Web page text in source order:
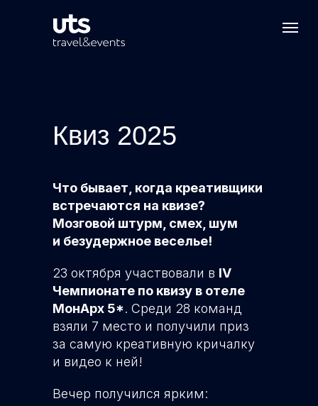
Квиз 2025
Вечер получился ярким:
23 октября участвовали в IV
Чемпионате по квизу в отеле
МонАрх 5*. Среди 28 команд
взяли 7 место и получили приз
за самую креативную кричалку
и видео к ней!
Что бывает, когда креативщики
встречаются на квизе?
Мозговой штурм, смех, шум
и безудержное веселье!